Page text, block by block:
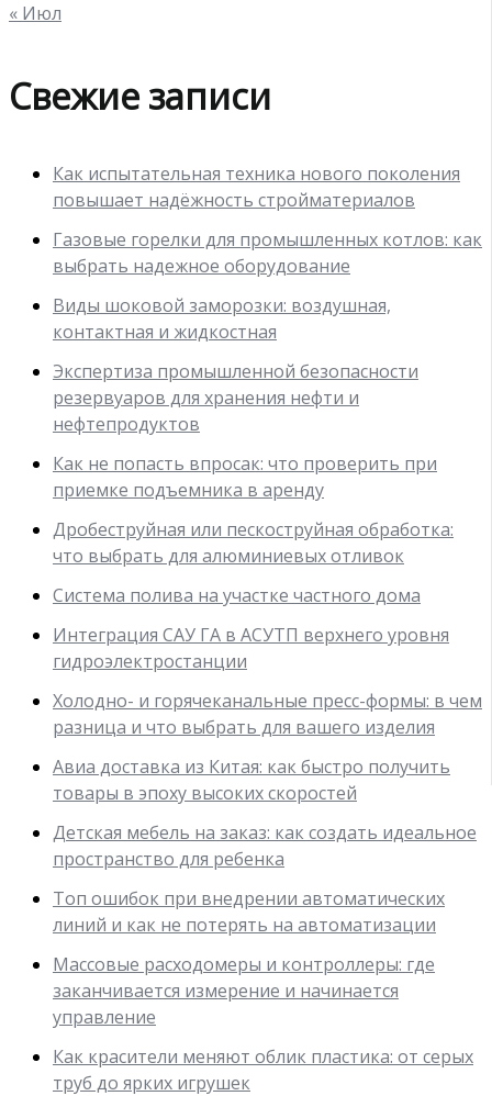
« Июл
Свежие записи
Как испытательная техника нового поколения
повышает надёжность стройматериалов
Газовые горелки для промышленных котлов: как
выбрать надежное оборудование
Виды шоковой заморозки: воздушная,
контактная и жидкостная
Экспертиза промышленной безопасности
резервуаров для хранения нефти и
нефтепродуктов
Как не попасть впросак: что проверить при
приемке подъемника в аренду
Дробеструйная или пескоструйная обработка:
что выбрать для алюминиевых отливок
Система полива на участке частного дома
Интеграция САУ ГА в АСУТП верхнего уровня
гидроэлектростанции
Холодно- и горячеканальные пресс-формы: в чем
разница и что выбрать для вашего изделия
Авиа доставка из Китая: как быстро получить
товары в эпоху высоких скоростей
Детская мебель на заказ: как создать идеальное
пространство для ребенка
Топ ошибок при внедрении автоматических
линий и как не потерять на автоматизации
Массовые расходомеры и контроллеры: где
заканчивается измерение и начинается
управление
Как красители меняют облик пластика: от серых
труб до ярких игрушек